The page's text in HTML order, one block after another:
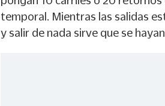
temporal. Mientras las salidas
y salir de nada sirve que se